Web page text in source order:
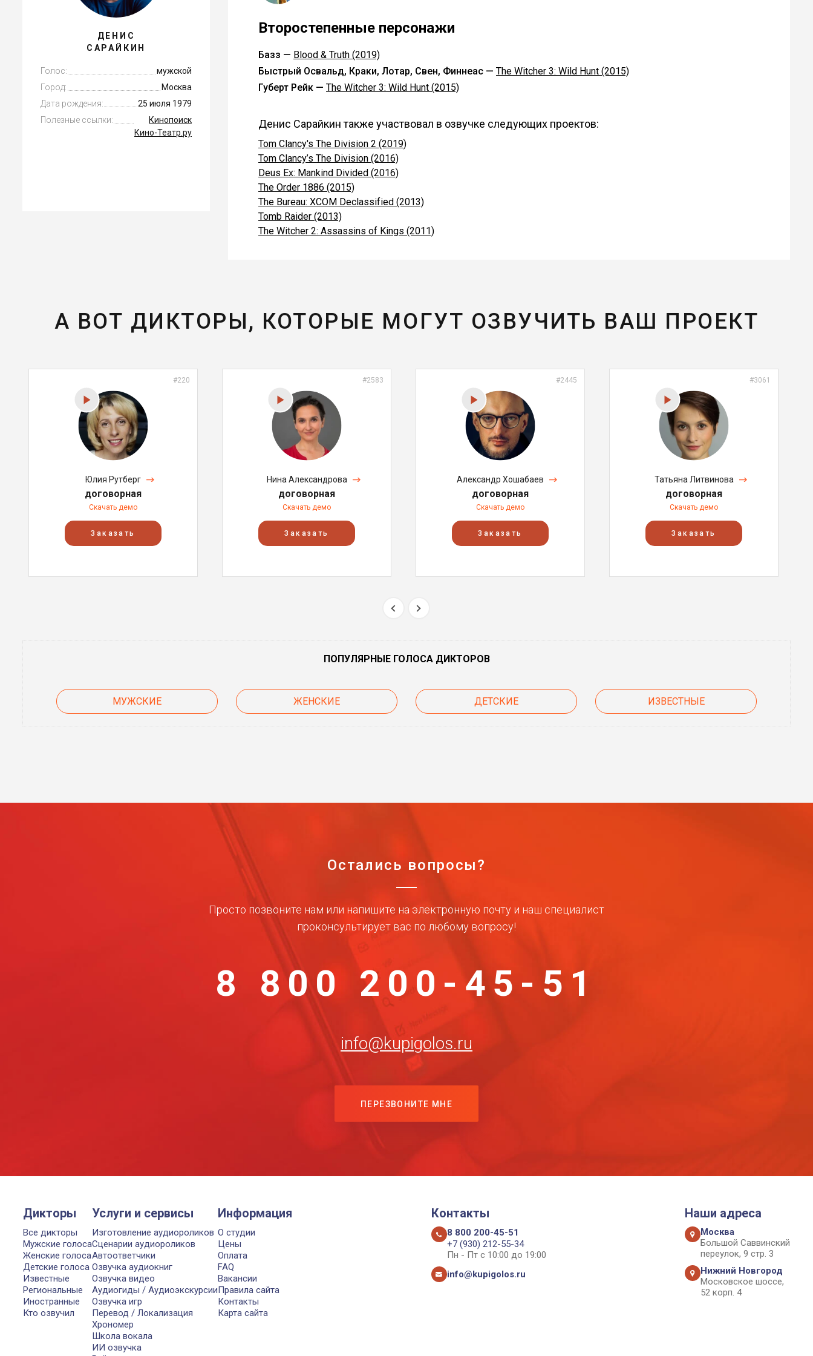
ДЕНИС
САРАЙКИН
Голос:
мужской
Город:
Москва
Дата рождения:
25 июля 1979
Полезные ссылки:
Кинопоиск
Кино-Театр.ру
Второстепенные персонажи
Базз — Blood & Truth (2019)
Быстрый Освальд, Краки, Лотар, Свен, Финнеас — The Witcher 3: Wild Hunt (2015)
Губерт Рейк — The Witcher 3: Wild Hunt (2015)
Денис Сарайкин также участвовал в озвучке следующих проектов:
Tom Clancy's The Division 2 (2019)
Tom Clancy’s The Division (2016)
Deus Ex: Mankind Divided (2016)
The Order 1886 (2015)
The Bureau: XCOM Declassified (2013)
Tomb Raider (2013)
The Witcher 2: Assassins of Kings (2011)
А ВОТ ДИКТОРЫ, КОТОРЫЕ МОГУТ ОЗВУЧИТЬ ВАШ ПРОЕКТ
#220
Юлия Рутберг
договорная
Скачать демо
Заказать
#2583
Нина Александрова
договорная
Скачать демо
Заказать
#2445
Александр Хошабаев
договорная
Скачать демо
Заказать
#3061
Татьяна Литвинова
договорная
Скачать демо
Заказать
ПОПУЛЯРНЫЕ ГОЛОСА ДИКТОРОВ
МУЖСКИЕ ЖЕНСКИЕ ДЕТСКИЕ ИЗВЕСТНЫЕ
Остались вопросы?
Просто позвоните нам или напишите на электронную почту и наш специалист
проконсультирует вас по любому вопросу!
8 800 200-45-51
info@kupigolos.ru
ПЕРЕЗВОНИТЕ МНЕ
Дикторы
Все дикторы
Мужские голоса
Женские голоса
Детские голоса
Известные
Региональные
Иностранные
Кто озвучил
Услуги и сервисы
Изготовление аудиороликов
Сценарии аудиороликов
Автоответчики
Озвучка аудиокниг
Озвучка видео
Аудиогиды / Аудиоэкскурсии
Озвучка игр
Перевод / Локализация
Хрономер
Школа вокала
ИИ озвучка
Информация
О студии
Цены
Оплата
FAQ
Вакансии
Правила сайта
Контакты
Карта сайта
Контакты
8 800 200-45-51
+7 (930) 212-55-34
Пн - Пт с 10:00 до 19:00
info@kupigolos.ru
Наши адреса
Москва
Большой Саввинский
переулок, 9 стр. 3
Нижний Новгород
Московское шоссе,
52 корп. 4